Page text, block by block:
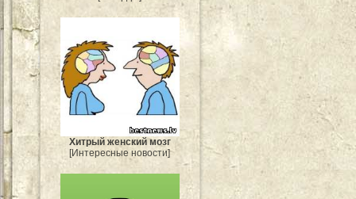
Хитрый женский мозг
[Интересные новости]